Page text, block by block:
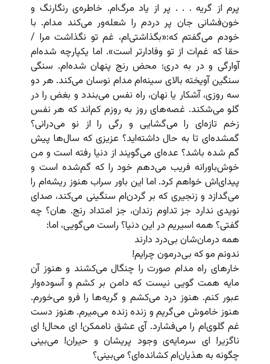
پرم از گریه . . . پر از یاد مرگ‌ام. خاطره‌ی رنگارنگ و
خون‌فشانی جان پر دردم را شعله‌ور می‌کند مدام. با
خودم می‌گفتم که:‌«بگذاشتی‌ام، غم تو نگذاشت مرا /
حقا که غم‌ات از تو وفادارتر است». اما یکپارچه شده‌ام
آوارگی و در به دری؛ محض رنج پنهان شده‌ام. سنگی
سنگین آویخته بالای سینه‌‌ام مدام نوسان می‌کند. هر دو
سه روزی، آشکار یا نهان، راه نفس می‌بندد و بغض را در
گلو می‌شکند. غصه‌های روز به روزم کم‌اند که هر نفس
زخم تازه‌ای را می‌گشایی و رگی را از نو می‌درانی؟
گمشده‌ای تا به حال داشته‌اید؟ عزیزی که سال‌ها پیش
گم شده باشد؟ عده‌ای می‌گویند از دنیا رفته است و من
خوش‌باورانه فریب می‌دهم خود را که گم‌شده است و
پیدای‌اش خواهم کرد. اما این باور سراب هنوز ریشه‌ام را
می‌گدازد و زنجیری که بر گردن‌ام سنگینی می‌‌کند، صدای
نویدی ندارد جز تداوم زندان، جز امتداد رنج. هان؟ چه
گفتی؟ همه اسیریم در این دنیا؟ راست می‌گویی، اما:
همه درمان‌شان بی‌درد دارند
ندونم مو که بی‌درمون چرایم!
خارهای راه مدام صورت را چنگال می‌کشند و هنوز آن
مایه همت گویی نیست که دامن بر کشم و آسوده‌وار
عبور کنم. هنوز درد می‌کشم و گریه‌ها را فرو می‌خورم.
هنوز خاموش می‌گریم و زنده زنده می‌میرم. هنوز دست
غم گلوی‌ام را می‌فشارد. آی عشق ناممکن! ای محال! ای
ناگزیر! ای سرمایه‌ی وجود پریشان و حیران! می‌بینی
چگونه به هذیان‌ام کشانده‌ای؟ می‌بینی؟